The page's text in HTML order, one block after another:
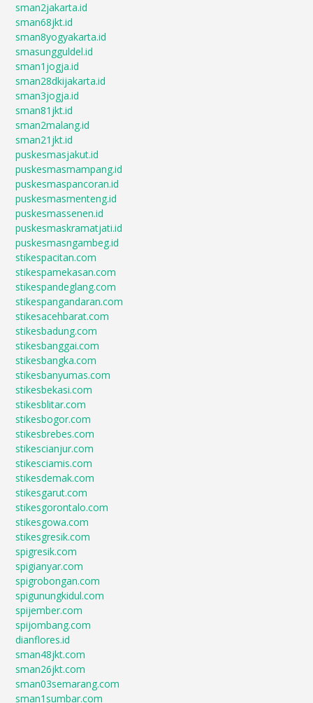
sman2jakarta.id
sman68jkt.id
sman8yogyakarta.id
smasungguldel.id
sman1jogja.id
sman28dkijakarta.id
sman3jogja.id
sman81jkt.id
sman2malang.id
sman21jkt.id
puskesmasjakut.id
puskesmasmampang.id
puskesmaspancoran.id
puskesmasmenteng.id
puskesmassenen.id
puskesmaskramatjati.id
puskesmasngambeg.id
stikespacitan.com
stikespamekasan.com
stikespandeglang.com
stikespangandaran.com
stikesacehbarat.com
stikesbadung.com
stikesbanggai.com
stikesbangka.com
stikesbanyumas.com
stikesbekasi.com
stikesblitar.com
stikesbogor.com
stikesbrebes.com
stikescianjur.com
stikesciamis.com
stikesdemak.com
stikesgarut.com
stikesgorontalo.com
stikesgowa.com
stikesgresik.com
spigresik.com
spigianyar.com
spigrobongan.com
spigunungkidul.com
spijember.com
spijombang.com
dianflores.id
sman48jkt.com
sman26jkt.com
sman03semarang.com
sman1sumbar.com